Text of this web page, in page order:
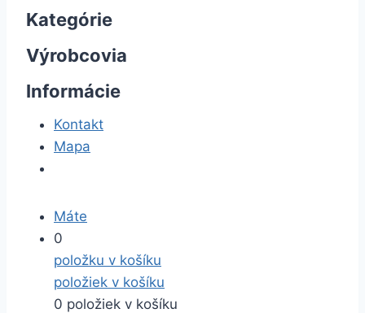
Kategórie
Výrobcovia
Informácie
Kontakt
Mapa
Máte
0
položku v košíku
položiek v košíku
0 položiek v košíku